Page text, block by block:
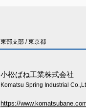
東部支部 /東京都
小松ばね工業株式会社
Komatsu Spring Industrial
https://